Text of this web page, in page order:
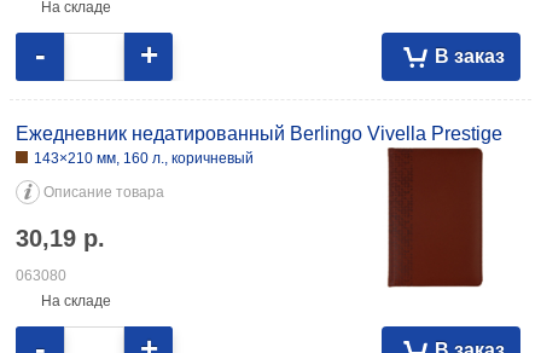
143×210 мм, 160 л., серый
Описание товара
30,19р.
061675
На складе
- +
Ежедневник недатированный Berlingo Vivella Prestige
143×210 мм, 160 л., коричневый
Описание товара